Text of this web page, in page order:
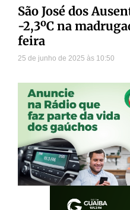
São José dos
-2,3ºC na
feira
25 de junho de 2025 10:50